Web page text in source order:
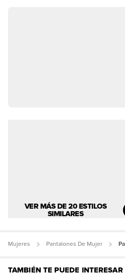
VER MÁS DE 20 ESTILOS
SIMILARES
Mujeres Pantalones De Mujer
TAMBIÉN TE PUEDE INTERESAR